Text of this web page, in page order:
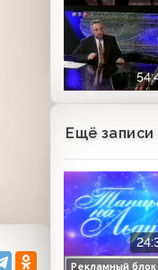
Ещё записи
Рекламный блок